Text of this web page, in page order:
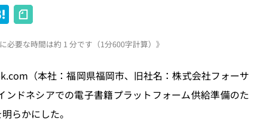
が文体模写を拒否するようになど 日刊出版ニュースまとめ 2026.07.30
ニュースまとめ
書など 日刊出版ニュースまとめ 2026.08.06
日刊出版ニュースまとめ
ン」問題等で小学館が再発防止案と人権委員会設置を公表など 日刊出版ニュ
H
at
e
n
a
必要な時間は約 1 分です（1分600字計算）》
（本社：福岡県福岡市、旧社名：株式会社フォーサ
ドネシアでの電子書籍プラットフォーム供給準備のた
らかにした。